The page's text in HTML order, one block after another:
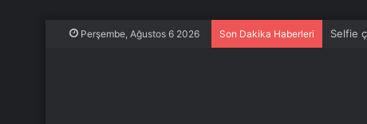
Perşembe, Ağustos 6 2026 Son Dakika Haberleri Selfie